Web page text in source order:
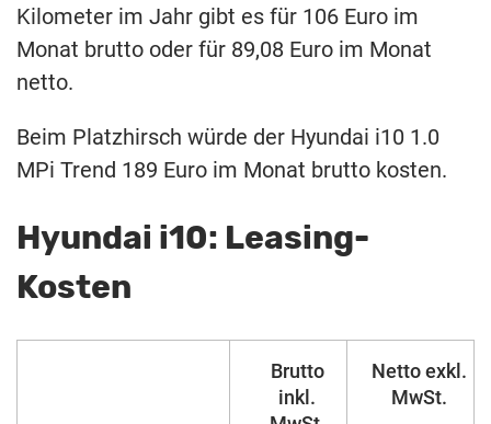
Kilometer im Jahr gibt es für 106 Euro im
Monat brutto oder für 89,08 Euro im Monat
netto.
Beim Platzhirsch würde der Hyundai i10 1.0
MPi Trend 189 Euro im Monat brutto kosten.
Hyundai i10: Leasing-
Kosten
Brutto
inkl.
Netto exkl.
MwSt.